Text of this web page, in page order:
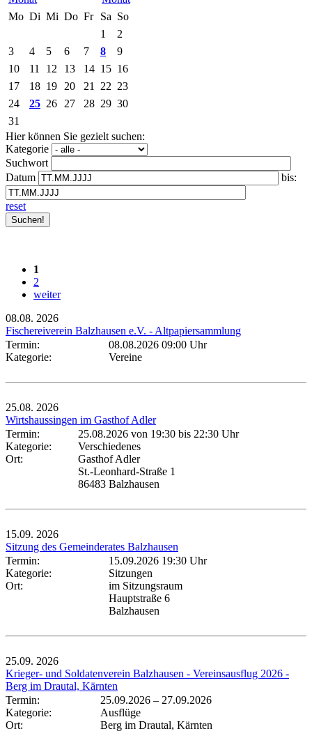
Mo Di Mi Do Fr Sa So
1
2
3
4 5 6 7 8
9
10
11 12 13 14 15 16
17
18 19 20 21 22 23
24
25 26 27 28 29 30
31
Hier können Sie gezielt suchen:
Kategorie
Suchwort
Datum
bis:
reset
1
2
weiter
08.08. 2026
Fischereiverein Balzhausen e.V. - Altpapiersammlung
Termin:
08.08.2026 09:00 Uhr
Kategorie:
Vereine
25.08. 2026
Wirtshaussingen im Gasthof Adler
Termin:
25.08.2026 von 19:30 bis 22:30 Uhr
Kategorie:
Verschiedenes
Ort:
Gasthof Adler
St.-Leonhard-Straße 1
86483 Balzhausen
15.09. 2026
Sitzung des Gemeinderates Balzhausen
Termin:
15.09.2026 19:30 Uhr
Kategorie:
Sitzungen
Ort:
im Sitzungsraum
Hauptstraße 6
Balzhausen
25.09. 2026
Krieger- und Soldatenverein Balzhausen - Vereinsausflug 2026 -
Berg im Drautal, Kärnten
Termin:
25.09.2026 – 27.09.2026
Kategorie:
Ausflüge
Ort:
Berg im Drautal, Kärnten